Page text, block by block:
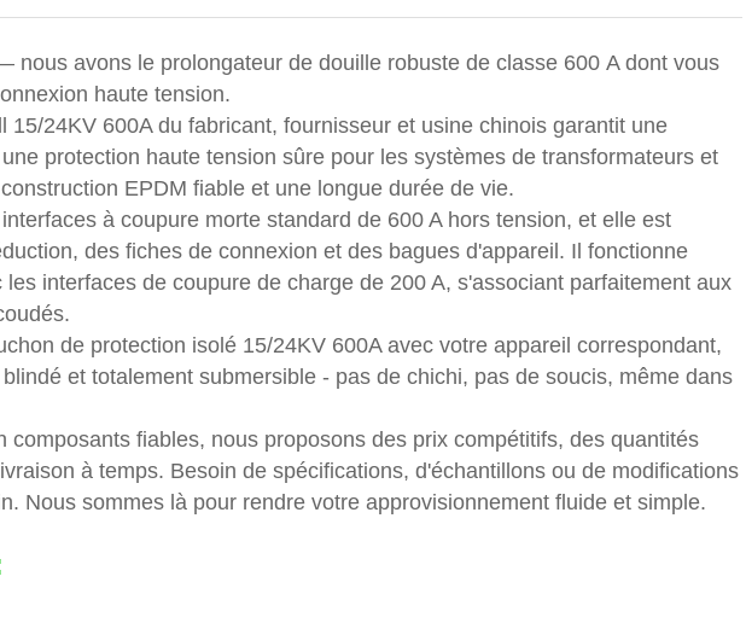
nous avons le prolongateur de douille robuste de classe 600 A dont vous
haute tension.
24KV 600A du fabricant, fournisseur et usine chinois garantit une
protection haute tension sûre pour les systèmes de transformateurs et
EPDM fiable et une longue durée de vie.
à coupure morte standard de 600 A hors tension, et elle est
des fiches de connexion et des bagues d'appareil. Il fonctionne
interfaces de coupure de charge de 200 A, s'associant parfaitement aux
de protection isolé 15/24KV 600A avec votre appareil correspondant,
et totalement submersible - pas de chichi, pas de soucis, même dans
composants fiables, nous proposons des prix compétitifs, des quantités
à temps. Besoin de spécifications, d'échantillons ou de modifications
Nous sommes là pour rendre votre approvisionnement fluide et simple.